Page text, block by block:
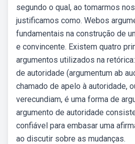
segundo o qual, ao tomarmos
justificamos como. Webos
fundamentais na construção de
e convincente. Existem quatro
argumentos utilizados na
de autoridade (argumentum ab
chamado de apelo à autoridade,
verecundiam, é uma forma de
argumento de autoridade
confiável para embasar uma
ao discutir sobre as mudanças.